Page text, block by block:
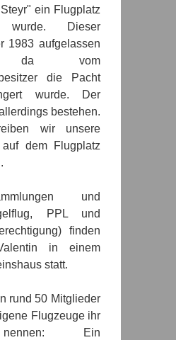
ein Flugplatz
wurde. Dieser
1983 aufgelassen
da vom
die Pacht
wurde. Der
bestehen.
wir unsere
auf dem Flugplatz
und
PPL und
finden
in einem
statt.
rund 50 Mitglieder
Flugzeuge ihr
Ein